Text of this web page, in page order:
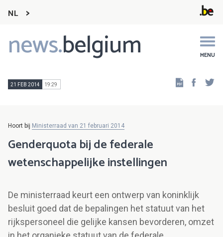
NL
news.belgium MENU
Main
navigation
21 FEB 2014 19:29
Hoort bij Ministerraad van 21 februari 2014
Genderquota bij de federale
wetenschappelijke instellingen
De ministerraad keurt een ontwerp van koninklijk
besluit goed dat de bepalingen het statuut van het
rijkspersoneel die gelijke kansen bevorderen, omzet